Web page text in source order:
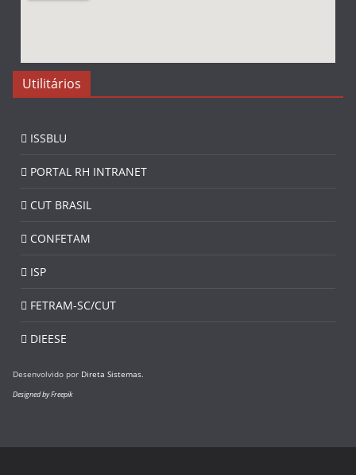
Utilitários
ISSBLU
PORTAL RH INTRANET
CUT BRASIL
CONFETAM
ISP
FETRAM-SC/CUT
DIEESE
Desenvolvido por Direta Sistemas.
Designed by Freepik